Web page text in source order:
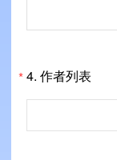
*4. 作者列表